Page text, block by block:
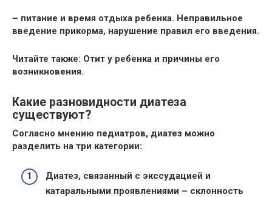
– питание и время отдыха ребенка. Неправильное
введение прикорма, нарушение правил его введения.
Читайте также: Отит у ребенка и причины его
возникновения.
Какие разновидности диатеза
существуют?
Согласно мнению педиатров, диатез можно
разделить на три категории:
Диатез, связанный с экссудацией и
катаральными проявлениями – склонность